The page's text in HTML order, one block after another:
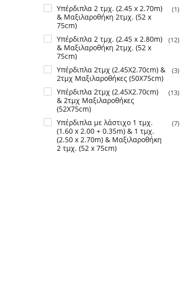
Υπέρδιπλα 2 τμχ. (2.45 x 2.70m)
& Μαξιλαροθήκη 2τμχ. (52 x
75cm)
(1)
Υπέρδιπλα 2 τμχ. (2.45 x 2.80m)
& Μαξιλαροθήκη 2τμχ. (52 x
75cm)
(12)
Υπέρδιπλα 2τμχ (2.45Χ2.70cm) &
2τμχ Μαξιλαροθήκες (50Χ75cm)
(3)
Υπέρδιπλα 2τμχ (2.45Χ2.70cm)
& 2τμχ Μαξιλαροθήκες
(52Χ75cm)
(13)
Υπέρδιπλα με λάστιχο 1 τμχ.
(1.60 x 2.00 + 0.35m) & 1 τμχ.
(2.50 x 2.70m) & Μαξιλαροθήκη
2 τμχ. (52 x 75cm)
(7)